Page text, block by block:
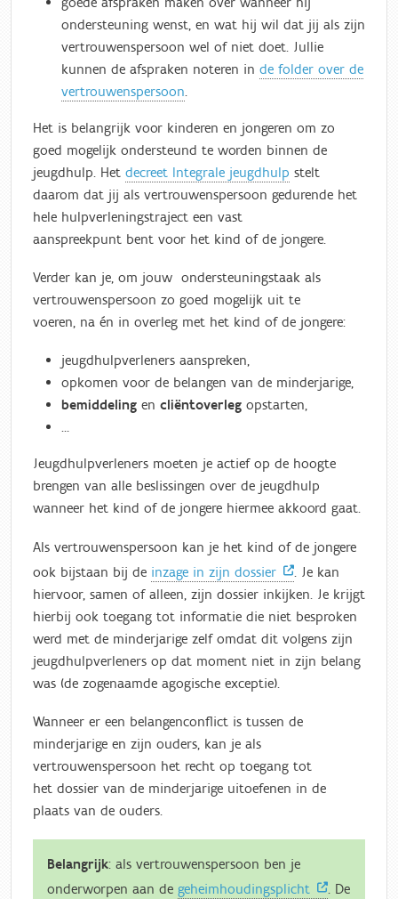
ondersteuning wenst, en wat hij wil dat jij als zijn
vertrouwenspersoon wel of niet doet. Jullie
kunnen de afspraken noteren in de folder over de
vertrouwenspersoon.
Het is belangrijk voor kinderen en jongeren om zo
goed mogelijk ondersteund te worden binnen de
jeugdhulp. Het decreet Integrale jeugdhulp stelt
daarom dat jij als vertrouwenspersoon gedurende het
hele hulpverleningstraject een vast
aanspreekpunt bent voor het kind of de jongere.
Verder kan je, om jouw ondersteuningstaak als
vertrouwenspersoon zo goed mogelijk uit te
voeren, na én in overleg met het kind of de jongere:
jeugdhulpverleners aanspreken,
opkomen voor de belangen van de minderjarige,
bemiddeling en cliëntoverleg opstarten,
…
Jeugdhulpverleners moeten je actief op de hoogte
brengen van alle beslissingen over de jeugdhulp
wanneer het kind of de jongere hiermee akkoord gaat.
Als vertrouwenspersoon kan je het kind of de jongere
ook bijstaan bij de inzage in zijn dossier
. Je kan
hiervoor, samen of alleen, zijn dossier inkijken. Je krijgt
hierbij ook toegang tot informatie die niet besproken
werd met de minderjarige zelf omdat dit volgens zijn
jeugdhulpverleners op dat moment niet in zijn belang
was (de zogenaamde agogische exceptie).
Wanneer er een belangenconflict is tussen de
minderjarige en zijn ouders, kan je als
vertrouwenspersoon het recht op toegang tot
het dossier van de minderjarige uitoefenen in de
plaats van de ouders.
Belangrijk: als vertrouwenspersoon ben je
onderworpen aan de geheimhoudingsplicht
. De